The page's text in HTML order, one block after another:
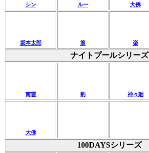
シン ルー 大佛
坂本太郎 篁 楽
ナイトプールシリーズ
南雲 豹 神々廻
大佛
100DAYSシリーズ